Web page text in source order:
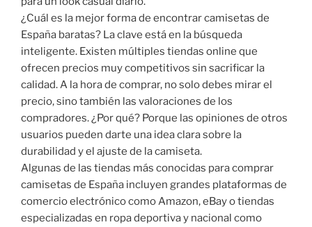
¿Cuál es la mejor forma de encontrar camisetas de
España baratas? La clave está en la búsqueda
inteligente. Existen múltiples tiendas online que
ofrecen precios muy competitivos sin sacrificar la
calidad. A la hora de comprar, no solo debes mirar el
precio, sino también las valoraciones de los
compradores. ¿Por qué? Porque las opiniones de otros
usuarios pueden darte una idea clara sobre la
durabilidad y el ajuste de la camiseta.
Algunas de las tiendas más conocidas para comprar
camisetas de España incluyen grandes plataformas de
comercio electrónico como Amazon, eBay o tiendas
especializadas en ropa deportiva y nacional como